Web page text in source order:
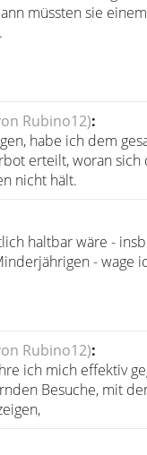
müssten sie
Rubino12):
habe ich dem
erteilt, woran sich
nicht hält.
haltbar wäre -
- wage
Rubino12):
ich mich effektiv
Besuche, mit